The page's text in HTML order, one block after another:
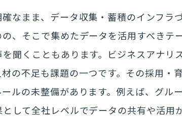
なまま、データ収集・蓄積のインフラ
、そこで集めたデータを活用すべきテ
聞くこともあります。ビジネスアナリ
の不足も課題の一つです。その採用・
ルの未整備があります。例えば、グル
して全社レベルでデータの共有や活用